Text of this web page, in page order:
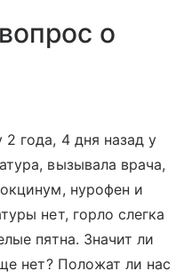
о
года, 4 дня назад у
вызывала врача,
нурофен и
нет, горло слегка
пятна. Значит ли
нет? Положат ли нас